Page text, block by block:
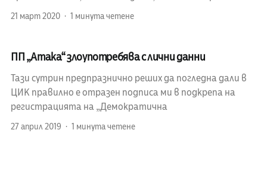
21 март 2020 1 минута четене
ПП „Атака“ злоупотребява с лични данни
Тази сутрин предпразнично реших да погледна дали в
ЦИК правилно е отразен подписа ми в подкрепа на
регистрацията на „Демократична
27 април 2019 1 минута четене